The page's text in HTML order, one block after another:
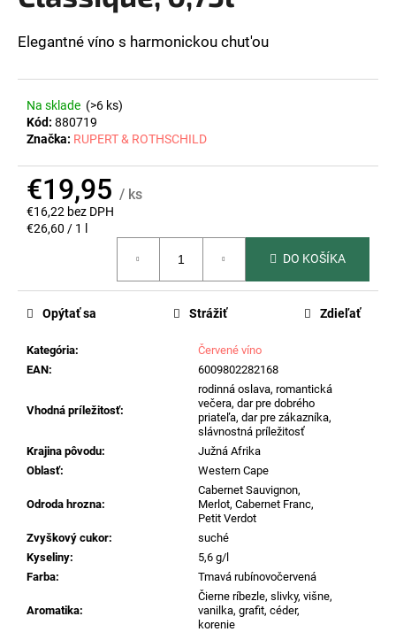
hviezdičiek.
Elegantné víno s harmonickou chut'ou
Na sklade (>6 ks)
Kód: 880719
Značka: RUPERT & ROTHSCHILD
€19,95 / ks
€16,22 bez DPH
Jednotková
€26,60 / 1 l
DO KOŠÍKA
Kategória:
Červené víno
EAN: 6009802282168
Vhodná príležitosť:
rodinná oslava, romantická
večera, dar pre dobrého
priateľa, dar pre zákazníka,
slávnostná príležitosť
Krajina pôvodu:
Južná Afrika
Oblasť: Western Cape
Odroda hrozna:
Cabernet Sauvignon,
Merlot, Cabernet Franc,
Petit Verdot
Zvyškový cukor:
suché
Kyseliny:
5,6 g/l
Farba: Tmavá rubínovočervená
Aromatika:
Čierne ríbezle, slivky, višne,
vanilka, grafit, céder,
korenie
Opýtať sa Strážiť Zdieľať
j
?
p
o
ú
e
ZEROPURO
MONTEPULCIANO
D’ABRUZZO
DOP,
0,75L
€13,27